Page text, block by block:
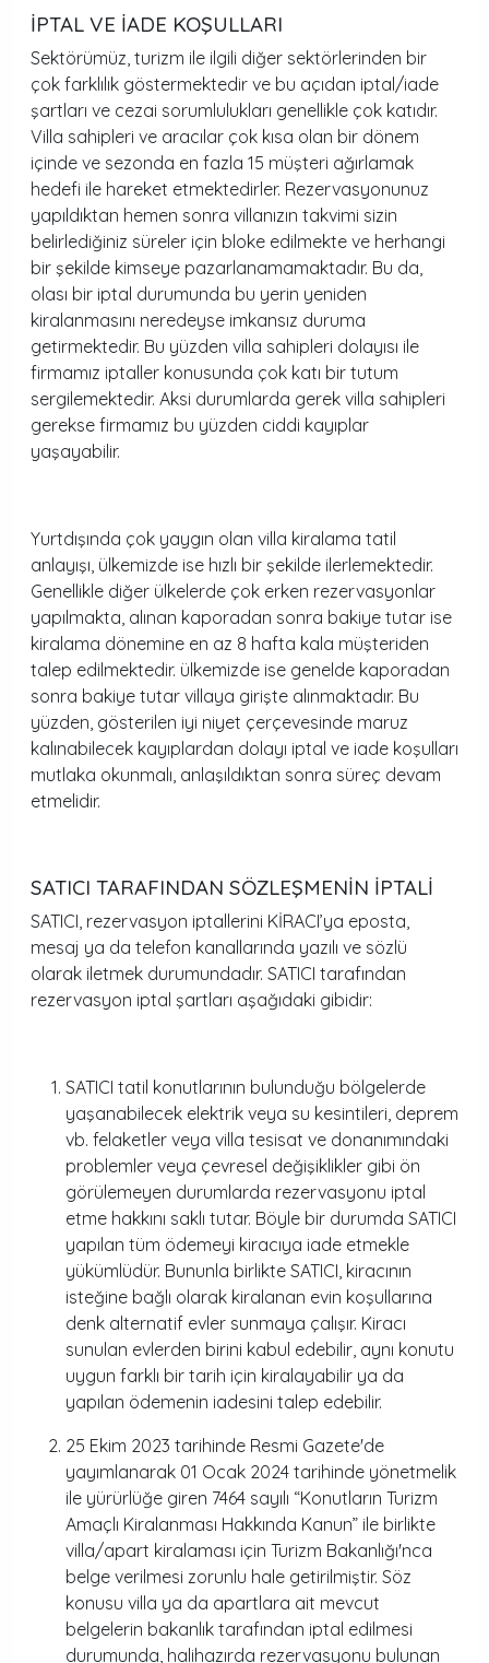
İPTAL VE İADE KOŞULLARI
Sektörümüz, turizm ile ilgili diğer sektörlerinden bir
çok farklılık göstermektedir ve bu açıdan iptal/iade
şartları ve cezai sorumlulukları genellikle çok katıdır.
Villa sahipleri ve aracılar çok kısa olan bir dönem
içinde ve sezonda en fazla 15 müşteri ağırlamak
hedefi ile hareket etmektedirler. Rezervasyonunuz
yapıldıktan hemen sonra villanızın takvimi sizin
belirlediğiniz süreler için bloke edilmekte ve herhangi
bir şekilde kimseye pazarlanamamaktadır. Bu da,
olası bir iptal durumunda bu yerin yeniden
kiralanmasını neredeyse imkansız duruma
getirmektedir. Bu yüzden villa sahipleri dolayısı ile
firmamız iptaller konusunda çok katı bir tutum
sergilemektedir. Aksi durumlarda gerek villa sahipleri
gerekse firmamız bu yüzden ciddi kayıplar
yaşayabilir.
Yurtdışında çok yaygın olan villa kiralama tatil
anlayışı, ülkemizde ise hızlı bir şekilde ilerlemektedir.
Genellikle diğer ülkelerde çok erken rezervasyonlar
yapılmakta, alınan kaporadan sonra bakiye tutar ise
kiralama dönemine en az 8 hafta kala müşteriden
talep edilmektedir. ülkemizde ise genelde kaporadan
sonra bakiye tutar villaya girişte alınmaktadır. Bu
yüzden, gösterilen iyi niyet çerçevesinde maruz
kalınabilecek kayıplardan dolayı iptal ve iade koşulları
mutlaka okunmalı, anlaşıldıktan sonra süreç devam
etmelidir.
SATICI TARAFINDAN SÖZLEŞMENİN İPTALİ
SATICI, rezervasyon iptallerini KİRACI’ya eposta,
mesaj ya da telefon kanallarında yazılı ve sözlü
olarak iletmek durumundadır. SATICI tarafından
rezervasyon iptal şartları aşağıdaki gibidir:
SATICI tatil konutlarının bulunduğu bölgelerde
yaşanabilecek elektrik veya su kesintileri, deprem
vb. felaketler veya villa tesisat ve donanımındaki
problemler veya çevresel değişiklikler gibi ön
görülemeyen durumlarda rezervasyonu iptal
etme hakkını saklı tutar. Böyle bir durumda SATICI
yapılan tüm ödemeyi kiracıya iade etmekle
yükümlüdür. Bununla birlikte SATICI, kiracının
isteğine bağlı olarak kiralanan evin koşullarına
denk alternatif evler sunmaya çalışır. Kiracı
sunulan evlerden birini kabul edebilir, aynı konutu
uygun farklı bir tarih için kiralayabilir ya da
yapılan ödemenin iadesini talep edebilir.
25 Ekim 2023 tarihinde Resmi Gazete'de
yayımlanarak 01 Ocak 2024 tarihinde yönetmelik
ile yürürlüğe giren 7464 sayılı “Konutların Turizm
Amaçlı Kiralanması Hakkında Kanun” ile birlikte
villa/apart kiralaması için Turizm Bakanlığı'nca
belge verilmesi zorunlu hale getirilmiştir. Söz
konusu villa ya da apartlara ait mevcut
belgelerin bakanlık tarafından iptal edilmesi
durumunda, halihazırda rezervasyonu bulunan